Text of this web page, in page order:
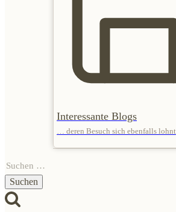
Interessante Blogs
… deren Besuch sich ebenfalls lohnt
Suchen
nach: